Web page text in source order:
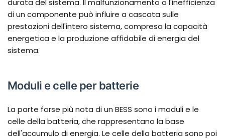
di un componente può influire a cascata sulle
prestazioni dell'intero sistema, compresa la capacità
energetica e la produzione affidabile di energia del
sistema.
Moduli e celle per batterie
La parte forse più nota di un BESS sono i moduli e le
celle della batteria, che rappresentano la base
dell'accumulo di energia. Le celle della batteria sono poi